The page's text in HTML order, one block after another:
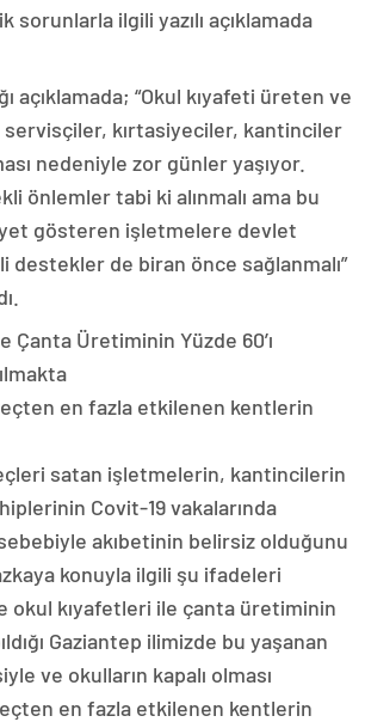
sorunlarla ilgili yazılı açıklamada
açıklamada; “Okul kıyafeti üreten ve
kırtasiyeciler, kantinciler
nedeniyle zor günler yaşıyor.
önlemler tabi ki alınmalı ama bu
gösteren işletmelere devlet
destekler de biran önce sağlanmalı”
Çanta Üretiminin Yüzde 60’ı
en fazla etkilenen kentlerin
satan işletmelerin, kantincilerin
Covit-19 vakalarında
akıbetinin belirsiz olduğunu
konuyla ilgili şu ifadeleri
okul kıyafetleri ile çanta üretiminin
Gaziantep ilimizde bu yaşanan
ve okulların kapalı olması
en fazla etkilenen kentlerin